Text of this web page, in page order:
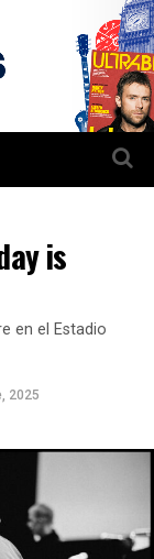
is
en el Estadio
2025